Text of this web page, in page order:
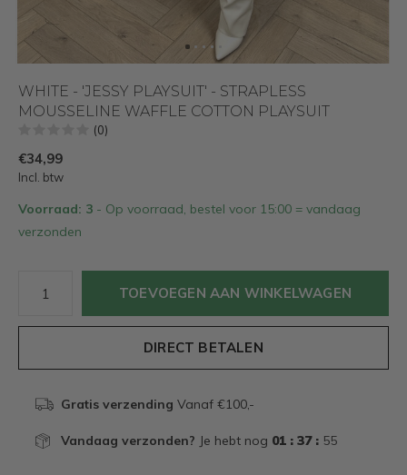
WHITE - 'JESSY PLAYSUIT' - STRAPLESS
MOUSSELINE WAFFLE COTTON PLAYSUIT
(0)
€34,99
Incl. btw
Voorraad: 3 - Op voorraad, bestel voor 15:00 = vandaag
verzonden
TOEVOEGEN AAN WINKELWAGEN
DIRECT BETALEN
Gratis verzending Vanaf €100,-
Vandaag verzonden? Je hebt nog 01 : 37 : 54